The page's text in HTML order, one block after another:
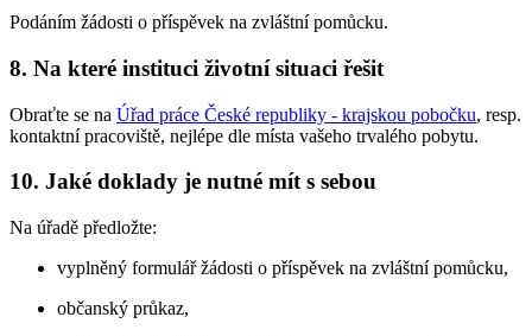
Podáním žádosti o příspěvek na zvláštní pomůcku.
8. Na které instituci životní situaci řešit
Obraťte se na Úřad práce České republiky - krajskou pobočku, resp.
kontaktní pracoviště, nejlépe dle místa vašeho trvalého pobytu.
10. Jaké doklady je nutné mít s sebou
Na úřadě předložte:
vyplněný formulář žádosti o příspěvek na zvláštní pomůcku,
občanský průkaz,